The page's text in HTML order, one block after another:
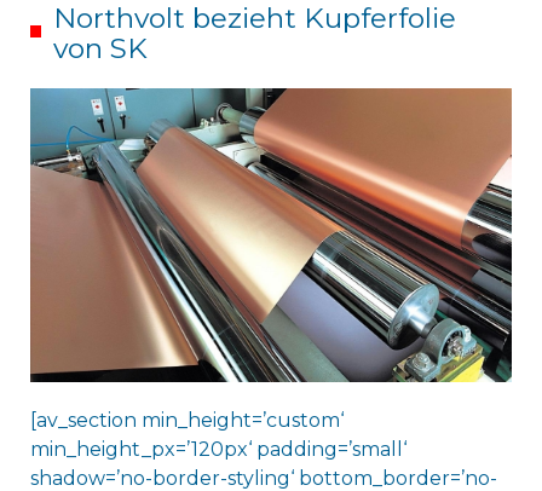
Northvolt bezieht Kupferfolie
von SK
[av_section min_height=’custom‘
min_height_px=’120px‘ padding=’small‘
shadow=’no-border-styling‘ bottom_border=’no-